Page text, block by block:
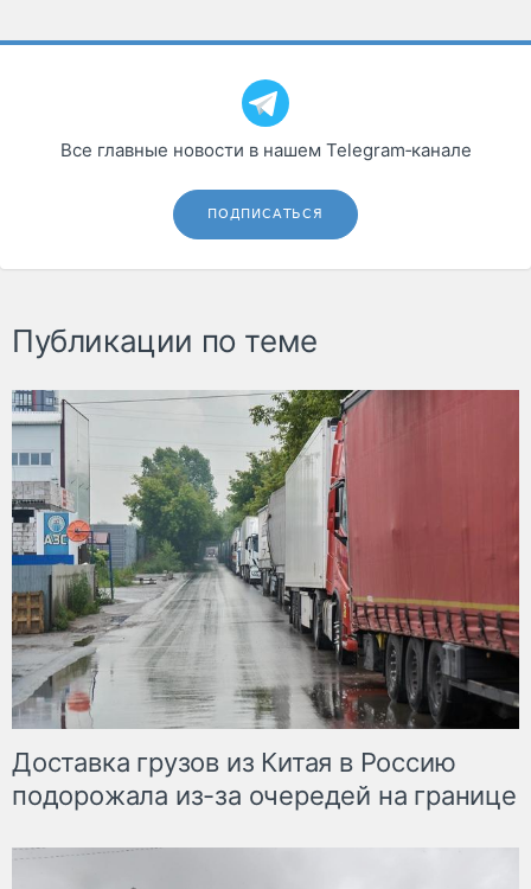
Все главные новости в нашем Telegram‑канале
ПОДПИСАТЬСЯ
Публикации по теме
Доставка грузов из Китая в Россию
подорожала из-за очередей на границе